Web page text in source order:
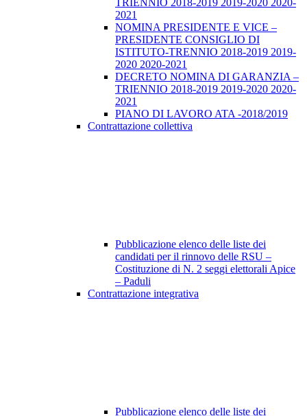
TRIENNIO 2018-2019 2019-2020 2020-
2021
NOMINA PRESIDENTE E VICE –
PRESIDENTE CONSIGLIO DI
ISTITUTO-TRENNIO 2018-2019 2019-
2020 2020-2021
DECRETO NOMINA DI GARANZIA –
TRIENNIO 2018-2019 2019-2020 2020-
2021
PIANO DI LAVORO ATA -2018/2019
Contrattazione collettiva
Pubblicazione elenco delle liste dei
candidati per il rinnovo delle RSU –
Costituzione di N. 2 seggi elettorali Apice
– Paduli
Contrattazione integrativa
Pubblicazione elenco delle liste dei